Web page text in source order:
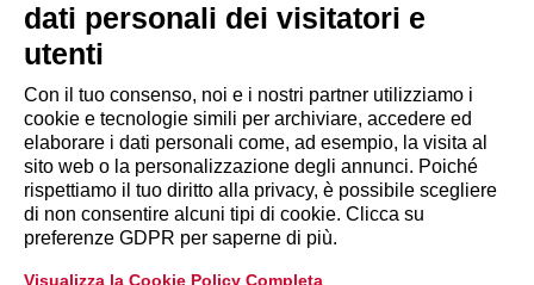
INFORMAZIONI
Disclaimer
Privacy Policy
dati personali dei visitatori e
utenti
Con il tuo consenso, noi e i nostri partner utilizziamo i
cookie e tecnologie simili per archiviare, accedere ed
elaborare i dati personali come, ad esempio, la visita al
sito web o la personalizzazione degli annunci. Poiché
rispettiamo il tuo diritto alla privacy, è possibile scegliere
di non consentire alcuni tipi di cookie. Clicca su
preferenze GDPR per saperne di più.
Visualizza la Cookie Policy Completa